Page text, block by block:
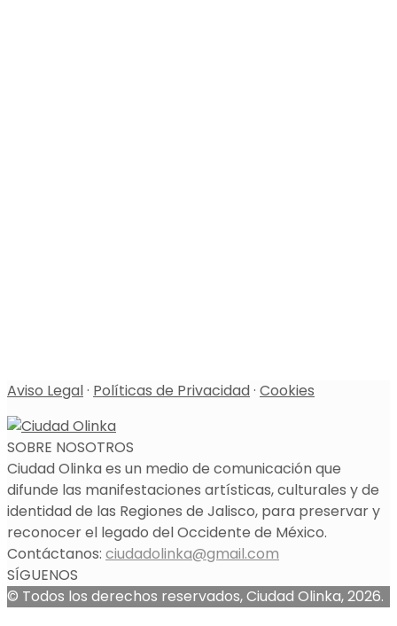
Aviso Legal· Políticas de Privacidad· Cookies
SOBRE NOSOTROS
Ciudad Olinka es un medio de comunicación que
difunde las manifestaciones artísticas, culturales y de
identidad de las Regiones de Jalisco, para preservar y
reconocer el legado del Occidente de México.
Contáctanos: ciudadolinka@gmail.com
SÍGUENOS
© Todos los derechos reservados, Ciudad Olinka, 2026.